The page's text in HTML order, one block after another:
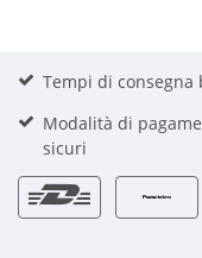
Tempi di consegna
Modalità di
sicuri